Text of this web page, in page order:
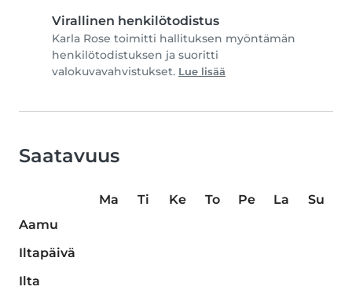
Virallinen henkilötodistus
Karla Rose toimitti hallituksen myöntämän
henkilötodistuksen ja suoritti
valokuvavahvistukset. Lue lisää
Saatavuus
Ma Ti Ke To Pe La
Su
Aamu
Iltapäivä
Ilta